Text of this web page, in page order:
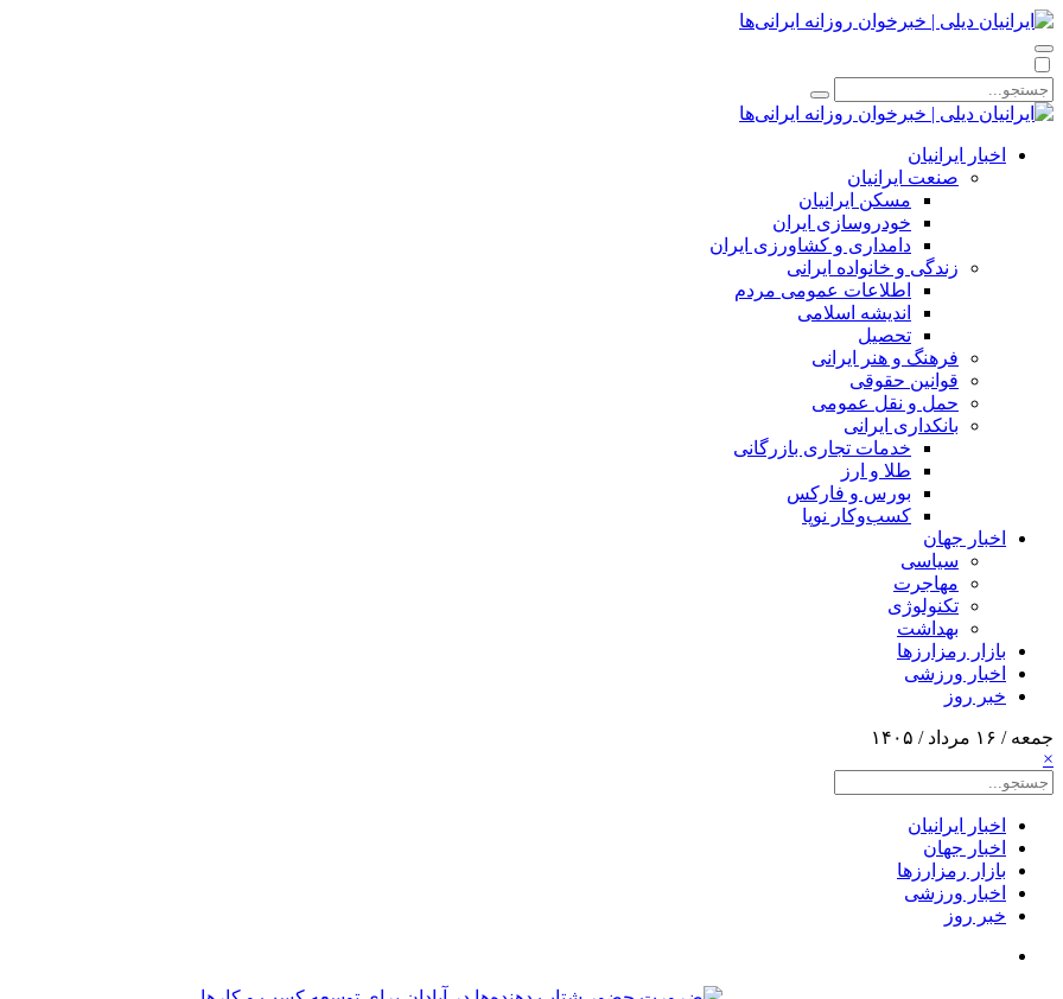
اخبار ایرانیان
صنعت ایرانیان
مسکن ایرانیان
خودروسازی ایران
دامداری و کشاورزی ایران
زندگی و خانواده ایرانی
اطلاعات عمومی مردم
اندیشه اسلامی
تحصیل
فرهنگ و هنر ایرانی
قوانین حقوقی
حمل و نقل عمومی
بانکداری ایرانی
خدمات تجاری بازرگانی
طلا و ارز
بورس و فارکس
کسب‌وکار نوپا
اخبار جهان
سیاسی
مهاجرت
تکنولوژی
بهداشت
بازار رمزارزها
اخبار ورزشی
خبر روز
جمعه / ۱۶ مرداد / ۱۴۰۵
×
اخبار ایرانیان
اخبار جهان
بازار رمزارزها
اخبار ورزشی
خبر روز